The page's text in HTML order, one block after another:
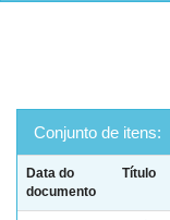
Conjunto de itens:
Data do
documento
Título